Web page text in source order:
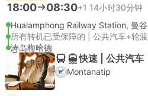
18:00 08:30+1 14小时30分钟
Hualamphong Railway Station, 曼谷
所有转机已受保障的 | 公共汽车+轮渡
涛岛梅哈德
快速 | 公共汽车
Montanatip